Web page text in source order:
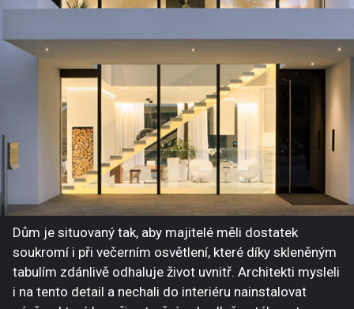
Dům je situovaný tak, aby majitelé měli dostatek
soukromí i při večerním osvětlení, které díky skleněným
tabulím zdánlivě odhaluje život uvnitř. Architekti mysleli
i na tento detail a nechali do interiéru nainstalovat